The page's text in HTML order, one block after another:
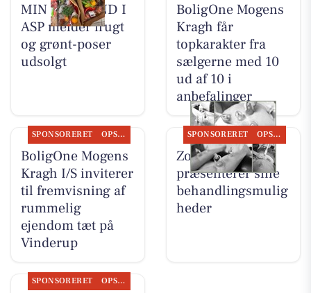
MIN KØBMAND I
ASP melder frugt
og grønt-poser
udsolgt
BoligOne Mogens
Kragh får
topkarakter fra
sælgerne med 10
ud af 10 i
anbefalinger
SPONSORERET OPSLAGSTAVLEN
BoligOne Mogens
Kragh I/S inviterer
til fremvisning af
rummelig
ejendom tæt på
Vinderup
SPONSORERET OPSLAGSTAVLEN
Zones By Gitte
præsenterer sine
behandlingsmulig
heder
SPONSORERET OPSLAGSTAVLEN